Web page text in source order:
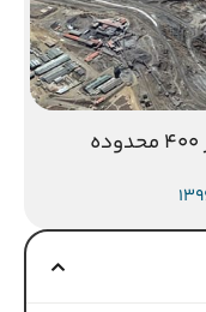
انتظار کشف ۴ معدن بزرگ در ۴۰۰ محدوده